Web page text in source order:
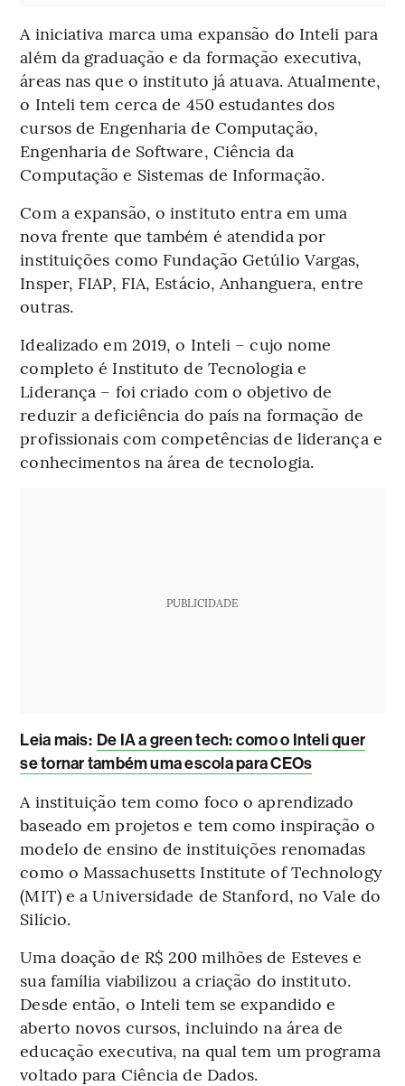
A iniciativa marca uma expansão do Inteli para
além da graduação e da formação executiva,
áreas nas que o instituto já atuava. Atualmente,
o Inteli tem cerca de 450 estudantes dos
cursos de Engenharia de Computação,
Engenharia de Software, Ciência da
Computação e Sistemas de Informação.
Com a expansão, o instituto entra em uma
nova frente que também é atendida por
instituições como Fundação Getúlio Vargas,
Insper, FIAP, FIA, Estácio, Anhanguera, entre
outras.
Idealizado em 2019, o Inteli – cujo nome
completo é Instituto de Tecnologia e
Liderança – foi criado com o objetivo de
reduzir a deficiência do país na formação de
profissionais com competências de liderança e
conhecimentos na área de tecnologia.
PUBLICIDADE
Leia mais: De IA a green tech: como o Inteli quer
se tornar também uma escola para CEOs
A instituição tem como foco o aprendizado
baseado em projetos e tem como inspiração o
modelo de ensino de instituições renomadas
como o Massachusetts Institute of Technology
(MIT) e a Universidade de Stanford, no Vale do
Silício.
Uma doação de R$ 200 milhões de Esteves e
sua família viabilizou a criação do instituto.
Desde então, o Inteli tem se expandido e
aberto novos cursos, incluindo na área de
educação executiva, na qual tem um programa
voltado para Ciência de Dados.